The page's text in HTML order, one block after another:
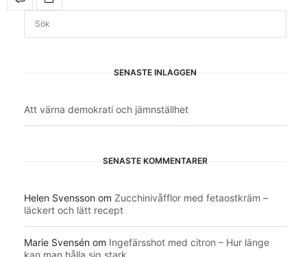
SENASTE INLÄGGEN
Att värna demokrati och jämnställhet
SENASTE KOMMENTARER
Helen Svensson om Zucchinivåfflor med fetaostkräm –
läckert och lätt recept
Marie Svensén om Ingefärsshot med citron – Hur länge
kan man hålla sig stark